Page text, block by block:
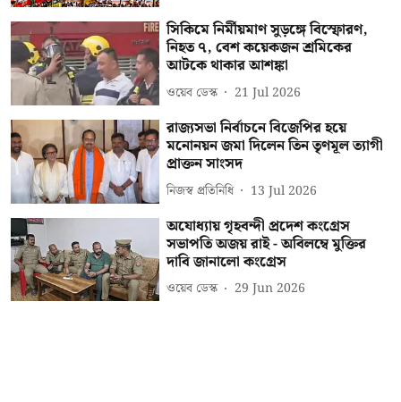
সিকিমে নির্মীয়মাণ সুড়ঙ্গে বিস্ফোরণ,
নিহত ৭, বেশ কয়েকজন শ্রমিকের
আটকে থাকার আশঙ্কা
ওয়েব ডেস্ক 21 Jul 2026
রাজ্যসভা নির্বাচনে বিজেপির হয়ে
মনোনয়ন জমা দিলেন তিন তৃণমূল ত্যাগী
প্রাক্তন সাংসদ
নিজস্ব প্রতিনিধি 13 Jul 2026
অযোধ্যায় গৃহবন্দী প্রদেশ কংগ্রেস
সভাপতি অজয় রাই - অবিলম্বে মুক্তির
দাবি জানালো কংগ্রেস
ওয়েব ডেস্ক 29 Jun 2026